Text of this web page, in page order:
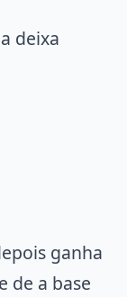
deixa
ganha
de a base